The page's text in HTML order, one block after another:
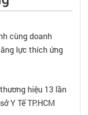
cùng doanh
lực thích ứng
hiệu 13 lần
Y Tế TP.HCM